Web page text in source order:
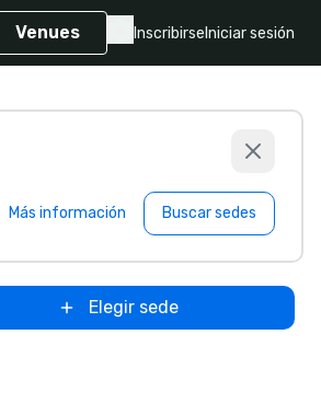
Venues Inscribirse Iniciar sesión
Más información Buscar sedes
Elegir sede